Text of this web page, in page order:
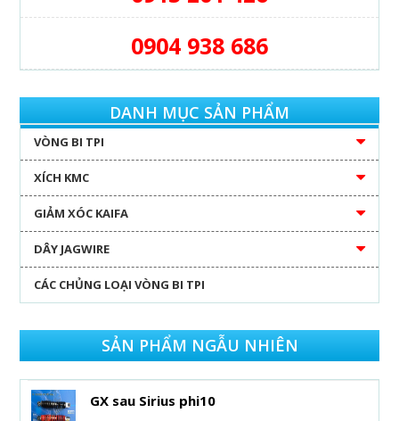
0904 938 686
DANH MỤC SẢN PHẨM
VÒNG BI TPI
XÍCH KMC
GIẢM XÓC KAIFA
DÂY JAGWIRE
CÁC CHỦNG LOẠI VÒNG BI TPI
SẢN PHẨM NGẪU NHIÊN
GX sau Sirius phi10